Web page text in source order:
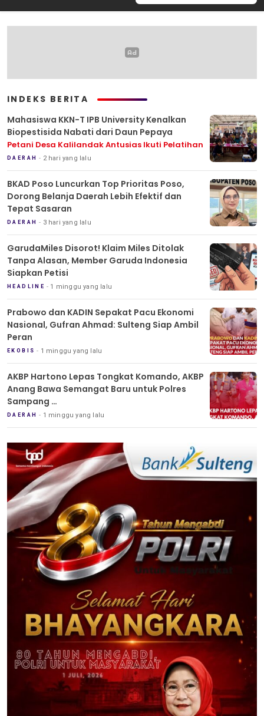
INDEKS BERITA
Mahasiswa KKN-T IPB University Kenalkan
Biopestisida Nabati dari Daun Pepaya
Petani Desa Kalilandak Antusias Ikuti Pelatihan
DAERAH 2 hari yang lalu
BKAD Poso Luncurkan Top Prioritas Poso,
Dorong Belanja Daerah Lebih Efektif dan
Tepat Sasaran
DAERAH 3 hari yang lalu
GarudaMiles Disorot! Klaim Miles Ditolak
Tanpa Alasan, Member Garuda Indonesia
Siapkan Petisi
HEADLINE 1 minggu yang lalu
Prabowo dan KADIN Sepakat Pacu Ekonomi
Nasional, Gufran Ahmad: Sulteng Siap Ambil
Peran
EKOBIS 1 minggu yang lalu
AKBP Hartono Lepas Tongkat Komando, AKBP
Anang Bawa Semangat Baru untuk Polres
Sampang
Tradisi Pedang Pora Iringi Sertijab Kapolres
Sampang
DAERAH 1 minggu yang lalu